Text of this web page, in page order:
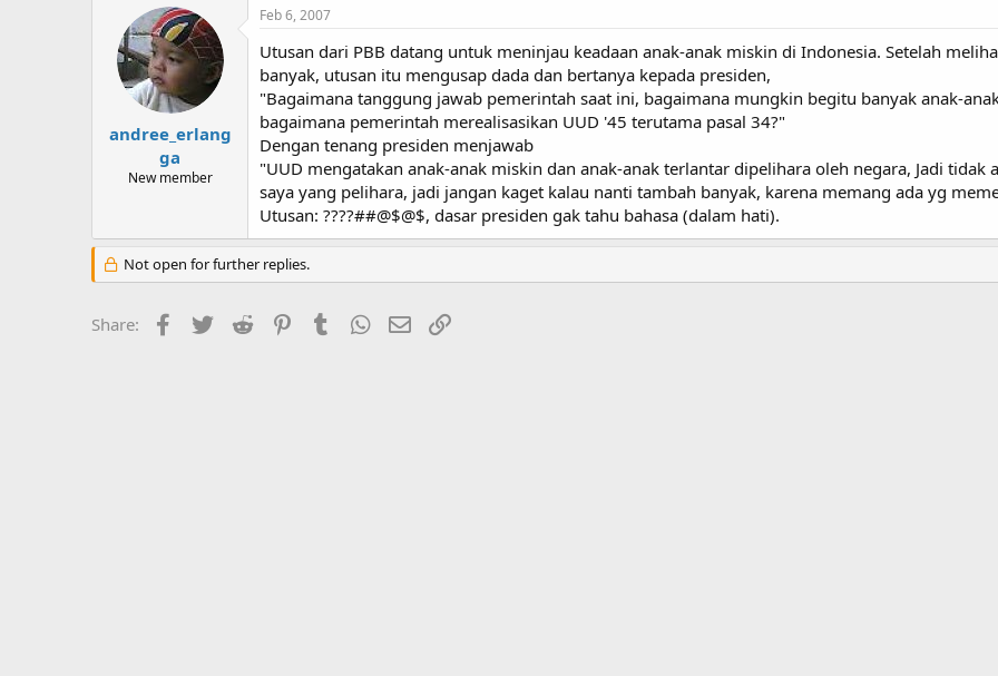
tandree_erlang
ga
New member
Feb 6, 2007
Utusan dari PBB datang untuk meninjau keadaan anak-anak miskin di Indonesia. Setelah
banyak, utusan itu mengusap dada dan bertanya kepada presiden,
"Bagaimana tanggung jawab pemerintah saat ini, bagaimana mungkin begitu banyak anak-
bagaimana pemerintah merealisasikan UUD '45 terutama pasal 34?"
Dengan tenang presiden menjawab
"UUD mengatakan anak-anak miskin dan anak-anak terlantar dipelihara oleh negara, Jadi
saya yang pelihara, jadi jangan kaget kalau nanti tambah banyak, karena memang ada yg
Utusan: ????##@$@$, dasar presiden gak tahu bahasa (dalam hati).
Not open for further replies.
Share: Facebook
Twitter Reddit PinterestTumblrWhatsApp
Email